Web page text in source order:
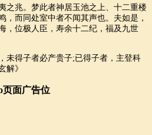
之兆。梦此者神居玉池之上、十二重楼
，而同处室中者不闻其声也。夫如是，
，位极人臣，寿余十二纪，福及九世
未得子者必产贵子;已得子者，主登科
解》
页面广告位